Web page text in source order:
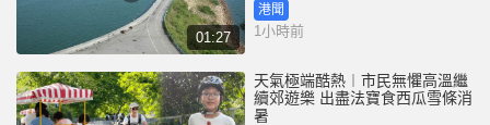
01:27
港聞
1小時前
天氣極端酷熱︱市民無懼高溫繼
續郊遊樂 出盡法寶食西瓜雪條消
暑